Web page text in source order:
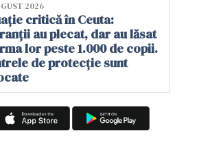
2026
critică în Ceuta:
au plecat, dar au lăsat
lor peste 1.000 de copii.
de protecție sunt